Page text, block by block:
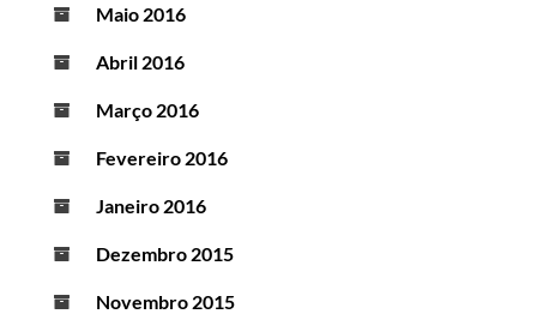
Maio 2016
Abril 2016
Março 2016
Fevereiro 2016
Janeiro 2016
Dezembro 2015
Novembro 2015